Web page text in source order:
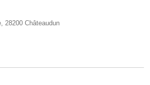
28200 Châteaudun